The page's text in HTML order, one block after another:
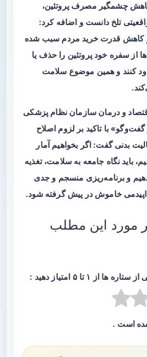
چشمگیر مصرف پروتئین،
تلخ دانست و اضافه کرد:
کاهش قدرت خرید مردم سبب شده
از سفره خود پروتئین را حذف یا
کنند و همین موضوع سلامت
و درمان سازمان نظام پزشکی
با تاکید بر لزوم اصلاح
بدنی گفت: اگر بخواهیم آمار
باید نگاه جامعه به سلامت، تغذیه
و برنامه‌ریزی منسجم و جدی
اپیدمی خاموش در پیش گرفته شود.
مورد این مطلب
از ۱ تا ۵ امتیاز دهید :
است .